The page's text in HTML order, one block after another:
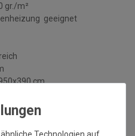
gr./m²
geeignet
cm
Technologien auf